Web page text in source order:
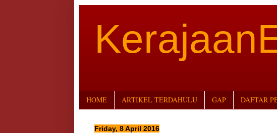
HOME ARTIKEL TERDAHULU GAP DAFTAR
Friday, 8 April 2016